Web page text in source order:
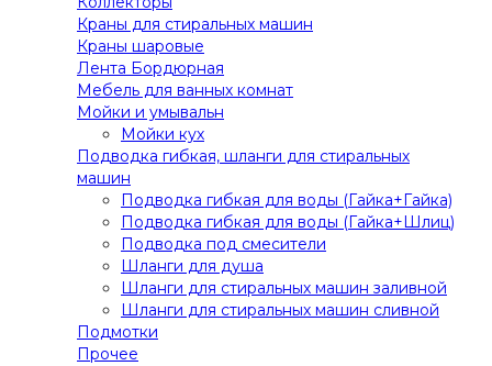
Краны для стиральных машин
Краны шаровые
Лента Бордюрная
Мебель для ванных комнат
Мойки и умывальн
Мойки кух
Подводка гибкая, шланги для стиральных
машин
Подводка гибкая для воды (Гайка+Гайка)
Подводка гибкая для воды (Гайка+Шлиц)
Подводка под смесители
Шланги для душа
Шланги для стиральных машин заливной
Шланги для стиральных машин сливной
Подмотки
Прочее